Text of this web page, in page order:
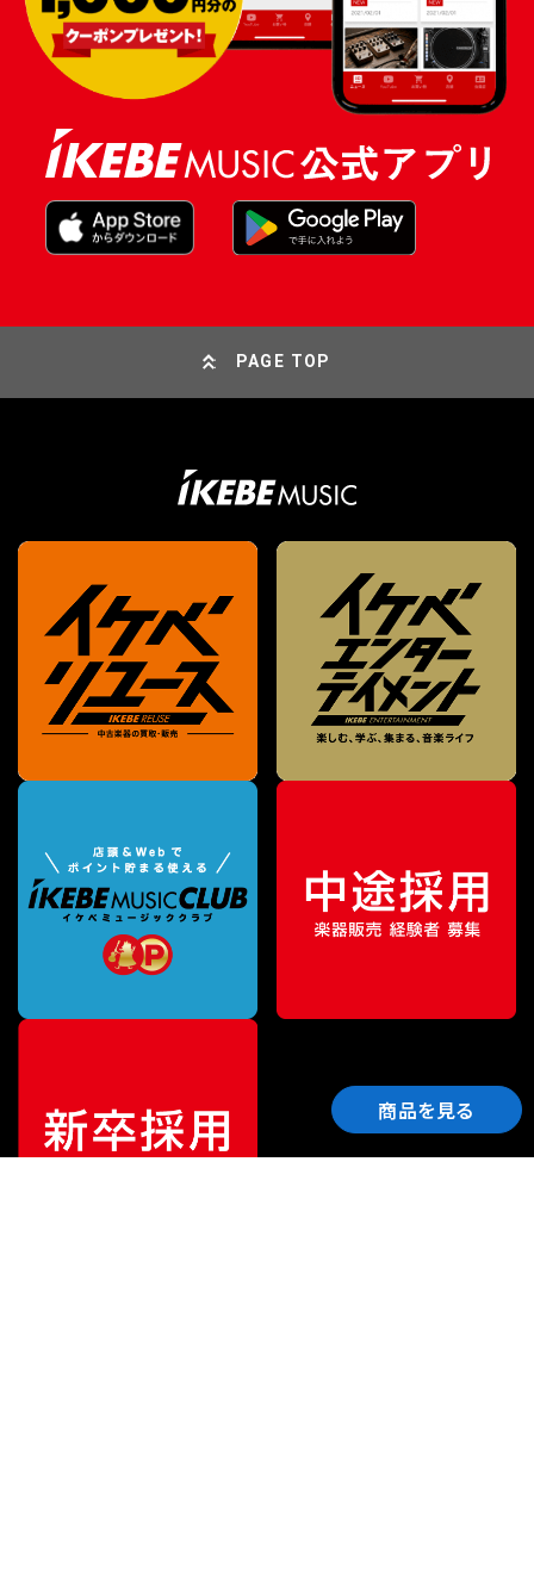
商品を見る
PAGE TOP